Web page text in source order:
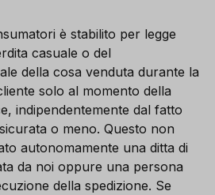
è stabilito per legge
casuale o del
della cosa venduta durante la
solo al momento della
indipendentemente dal fatto
o meno. Questo non
autonomamente una ditta di
da noi oppure una persona
della spedizione. Se